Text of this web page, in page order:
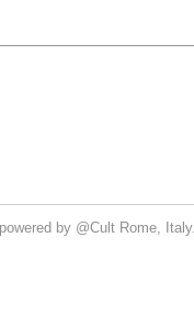
powered by @Cult Rome, Italy.